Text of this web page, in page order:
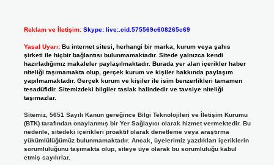
Reklam ve İletişim: Skype: live:.cid.575569c608265c69
Yasal Uyarı: Bu internet sitesi, herhangi bir marka, kurum veya şahıs
şirketi ile hiçbir bağlantısı bulunmamaktadır. Sitede yalnızca kendi
hazırladığımız makaleler paylaşılmaktadır. Burada yer alan içerikler haber
niteliği taşımamakta olup, gerçek kurum ve kişiler hakkında paylaşım
yapılmamaktadır. Gerçek kurum ve kişiler ile isim benzerlikleri tamamen
tesadüfidir. Sitemizdeki bilgiler taslak halindedir ve tavsiye niteliği
taşımazlar.
Sitemiz, 5651 Sayılı Kanun gereğince Bilgi Teknolojileri ve İletişim Kurumu
(BTK) tarafından onaylanmış bir Yer Sağlayıcı olarak hizmet vermektedir. Bu
nedenle, sitedeki içerikleri proaktif olarak denetleme veya araştırma
yükümlülüğümüz bulunmamaktadır. Ancak, üyelerimiz yazdıkları içeriklerin
sorumluluğunu taşımakta olup, siteye üye olarak bu sorumluluğu kabul
etmiş sayılırlar.